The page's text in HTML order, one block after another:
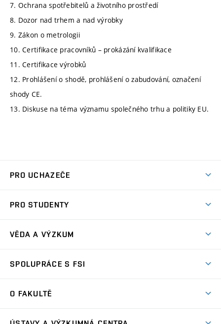
7. Ochrana spotřebitelů a životního prostředí
8. Dozor nad trhem a nad výrobky
9. Zákon o metrologii
10. Certifikace pracovníků – prokázání kvalifikace
11. Certifikace výrobků
12. Prohlášení o shodě, prohlášení o zabudování, označení
shody CE.
13. Diskuse na téma významu společného trhu a politiky EU.
PRO UCHAZEČE
Ambasadoři studia
Zápisy
Dny otevřených dveří
PRO STUDENTY
Studijní předpisy
Pro prváky
VĚDA A VÝZKUM
Oblasti výzkumu
SPOLUPRÁCE S FSI
Nejvýznamnější partneři
O FAKULTĚ